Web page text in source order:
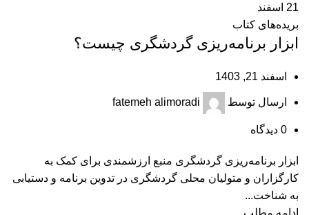
21 اسفند
بریده‌های کتاب
ابزار برنامه‌‏ریزی گردشگری چیست؟
اسفند 21, 1403
ارسال توسط fatemeh alimoradi
0 دیدگاه
ابزار برنامه‌‏ریزی گردشگری منبع ارزشمندی برای کمک به
کارگزاران و متولیان محلی گردشگری در تدوین برنامه‏ و دستیابی
به شناخت...
ادامه مطلب